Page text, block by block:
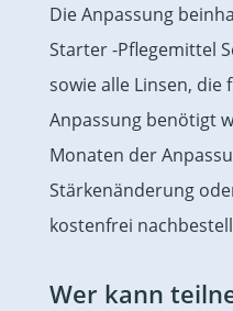
Die Anpassung
Starter -Pflegemittel
sowie alle Linsen, die
Anpassung benötigt
Monaten der
Stärkenänderung
kostenfrei
Wer kann